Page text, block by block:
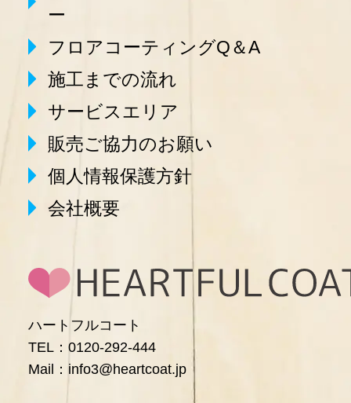
ー
フロアコーティングQ＆A
施工までの流れ
サービスエリア
販売ご協力のお願い
個人情報保護方針
会社概要
ハートフルコート
TEL：0120-292-444
Mail：info3@heartcoat.jp